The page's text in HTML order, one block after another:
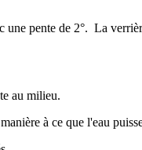
une pente de 2°. La
au milieu.
à ce que l'eau